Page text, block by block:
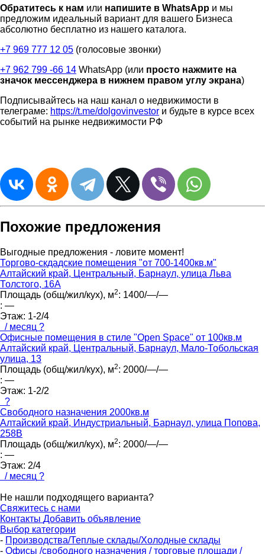
Обратитесь к нам или напишите в WhatsApp и мы
предложим идеальный вариант для вашего Бизнеса
абсолютно бесплатно из нашего каталога.
+7 969 777 12 05 (голосовые звонки)
+7 962 799 -66 14 WhatsApp (или просто нажмите на
значок мессенджера в нижнем правом углу экрана)
Подписывайтесь на наш канал о недвижимости в
телеграме: https://t.me/dolgovinvestor и будьте в курсе всех
событий на рынке недвижимости РФ
Похожие предложения
Выгодные предложения - ловите момент!
Торгово-скдадские помещения "от 700-1400кв.м"
Алтайский край, Центральный, Барнаул, улица Льва
Толстого, 16А
Площадь (общ/жил/кух), м2: 1400/—/—
: —
Этаж: 1-2/4
/ месяц ?
Офисные помещения в стиле "Open Space" от 100кв.м
Алтайский край, Центральный, Барнаул, Мало-Тобольская
улица, 13
Площадь (общ/жил/кух), м2: 2000/—/—
: —
Этаж: 1-2/2
?
Свободного назначения 2000кв.м
Алтайский край, Индустриальный, Барнаул, улица Попова,
258В
Площадь (общ/жил/кух), м2: 2000/—/—
: —
Этаж: 2/4
/ месяц ?
Не нашли подходящего варианта?
Свяжитесь с нами
Контакты Добавить объявление
Выбор категории
- Производства/Теплые склады/Холодные склады
- Офисы /свободного назначения / торговые площади /